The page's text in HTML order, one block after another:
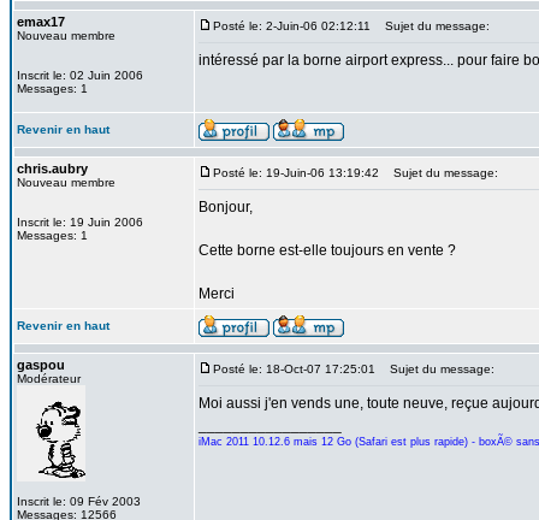
emax17
Nouveau membre
Inscrit le: 02 Juin 2006
Messages: 1
Posté le: 2-Juin-06 02:12:11 Sujet du message:
intéressé par la borne airport express... pour faire
Revenir en haut
chris.aubry
Nouveau membre
Inscrit le: 19 Juin 2006
Messages: 1
Posté le: 19-Juin-06 13:19:42 Sujet du message:
Bonjour,
Cette borne est-elle toujours en vente ?
Merci
Revenir en haut
gaspou
Modérateur
Inscrit le: 09 Fév 2003
Messages: 12566
Posté le: 18-Oct-07 17:25:01 Sujet du message:
Moi aussi j'en vends une, toute neuve, reçue
iMac 2011 10.12.6 mais 12 Go (Safari est plus rapide) - boxÃ©